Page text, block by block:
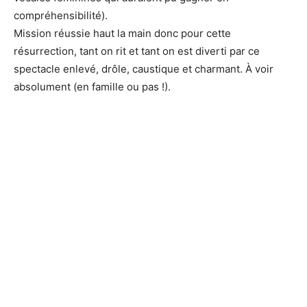
compréhensibilité).
Mission réussie haut la main donc pour cette
résurrection, tant on rit et tant on est diverti par ce
spectacle enlevé, drôle, caustique et charmant. À voir
absolument (en famille ou pas !).